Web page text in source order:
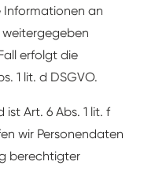
Informationen an
weitergegeben
erfolgt die
1 lit. d DSGVO.
Art. 6 Abs. 1 lit. f
wir Personendaten
berechtigter